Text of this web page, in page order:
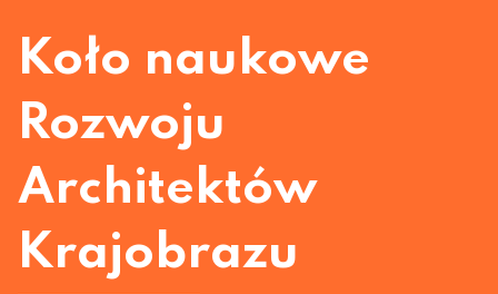
Koło naukowe
Rozwoju
Architektów
Krajobrazu